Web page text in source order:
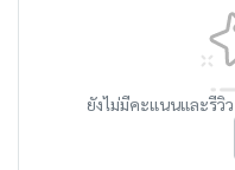
ยังไม่มีคะแนนและรีวิ